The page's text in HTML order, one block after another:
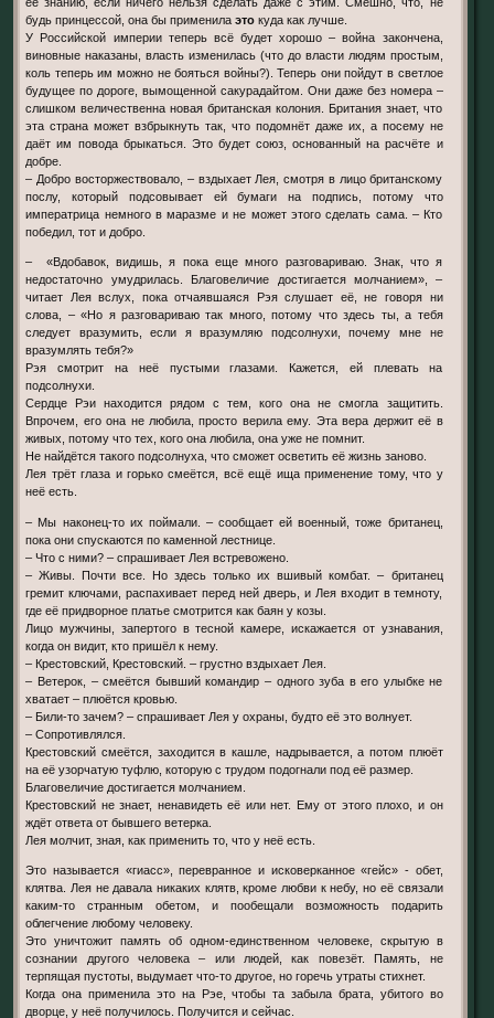
будь принцессой, она бы применилаэтокуда как лучше.
У Российской империи теперь всё будет хорошо – война закончена,
виновные наказаны, власть изменилась (что до власти людям простым,
коль теперь им можно не бояться войны?). Теперь они пойдут в светлое
будущее по дороге, вымощенной сакурадайтом. Они даже без номера –
слишком величественна новая британская колония. Британия знает, что
эта страна может взбрыкнуть так, что подомнёт даже их, а посему не
даёт им повода брыкаться. Это будет союз, основанный на расчёте и
добре.
– Добро восторжествовало, – вздыхает Лея, смотря в лицо британскому
послу, который подсовывает ей бумаги на подпись, потому что
императрица немного в маразме и не может этого сделать сама. – Кто
победил, тот и добро.
– «Вдобавок, видишь, я пока еще много разговариваю. Знак, что я
недостаточно умудрилась. Благовеличие достигается молчанием», –
читает Лея вслух, пока отчаявшаяся Рэя слушает её, не говоря ни
слова, – «Но я разговариваю так много, потому что здесь ты, а тебя
следует вразумить, если я вразумляю подсолнухи, почему мне не
вразумлять тебя?»
Рэя смотрит на неё пустыми глазами. Кажется, ей плевать на
подсолнухи.
Сердце Рэи находится рядом с тем, кого она не смогла защитить.
Впрочем, его она не любила, просто верила ему. Эта вера держит её в
живых, потому что тех, кого она любила, она уже не помнит.
Не найдётся такого подсолнуха, что сможет осветить её жизнь заново.
Лея трёт глаза и горько смеётся, всё ещё ища применение тому, что у
неё есть.
– Мы наконец-то их поймали. – сообщает ей военный, тоже британец,
пока они спускаются по каменной лестнице.
– Что с ними? – спрашивает Лея встревожено.
– Живы. Почти все. Но здесь только их вшивый комбат. – британец
гремит ключами, распахивает перед ней дверь, и Лея входит в темноту,
где её придворное платье смотрится как баян у козы.
Лицо мужчины, запертого в тесной камере, искажается от узнавания,
когда он видит, кто пришёл к нему.
– Крестовский, Крестовский. – грустно вздыхает Лея.
– Ветерок, – смеётся бывший командир – одного зуба в его улыбке не
хватает – плюётся кровью.
– Били-то зачем? – спрашивает Лея у охраны, будто её это волнует.
– Сопротивлялся.
Крестовский смеётся, заходится в кашле, надрывается, а потом плюёт
на её узорчатую туфлю, которую с трудом подогнали под её размер.
Благовеличие достигается молчанием.
Крестовский не знает, ненавидеть её или нет. Ему от этого плохо, и он
ждёт ответа от бывшего ветерка.
Лея молчит, зная, как применить то, что у неё есть.
Это называется «гиасс», перевранное и исковерканное «гейс» - обет,
клятва. Лея не давала никаких клятв, кроме любви к небу, но её связали
каким-то странным обетом, и пообещали возможность подарить
облегчение любому человеку.
Это уничтожит память об одном-единственном человеке, скрытую в
сознании другого человека – или людей, как повезёт. Память, не
терпящая пустоты, выдумает что-то другое, но горечь утраты стихнет.
Когда она применила это на Рэе, чтобы та забыла брата, убитого во
дворце, у неё получилось. Получится и сейчас.